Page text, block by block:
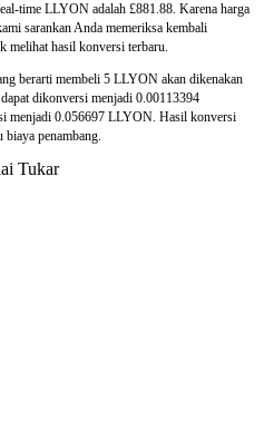
time LLYON adalah £881.88. Karena harga
sarankan Anda memeriksa kembali
melihat hasil konversi terbaru.
berarti membeli 5 LLYON akan dikenakan
dikonversi menjadi 0.00113394
menjadi 0.056697 LLYON. Hasil konversi
penambang.
Tukar